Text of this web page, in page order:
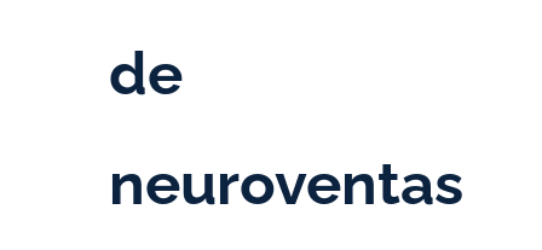
de
neuroventas